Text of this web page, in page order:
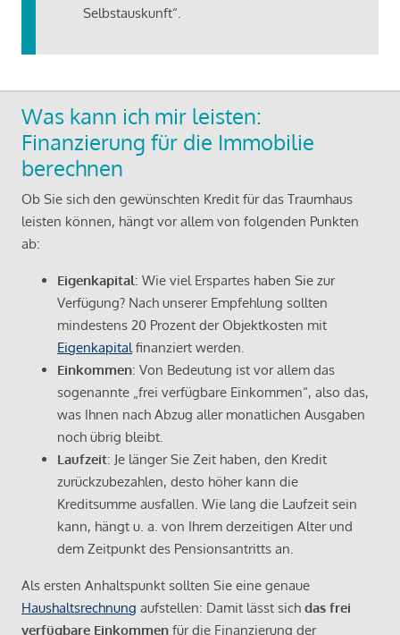
Selbstauskunft“.
Was kann ich mir leisten:
Finanzierung für die Immobilie
berechnen
Ob Sie sich den gewünschten Kredit für das Traumhaus
leisten können, hängt vor allem von folgenden Punkten
ab:
Eigenkapital: Wie viel Erspartes haben Sie zur
Verfügung? Nach unserer Empfehlung sollten
mindestens 20 Prozent der Objektkosten mit
Eigenkapital finanziert werden.
Einkommen: Von Bedeutung ist vor allem das
sogenannte „frei verfügbare Einkommen“, also das,
was Ihnen nach Abzug aller monatlichen Ausgaben
noch übrig bleibt.
Laufzeit: Je länger Sie Zeit haben, den Kredit
zurückzubezahlen, desto höher kann die
Kreditsumme ausfallen. Wie lang die Laufzeit sein
kann, hängt u. a. von Ihrem derzeitigen Alter und
dem Zeitpunkt des Pensionsantritts an.
Als ersten Anhaltspunkt sollten Sie eine genaue
Haushaltsrechnung aufstellen: Damit lässt sich das frei
verfügbare Einkommen für die Finanzierung der